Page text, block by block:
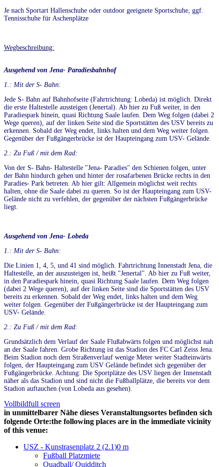
Je nach Sportart Hallenschuhe oder outdoor geeignete Sportschuhe, ggf.
Tennisschuhe für Aschenplätze
Wegbeschreibung:
Ausgehend von Jena- Paradiesbahnhof
1.: Mit der S- Bahn:
Jede S- Bahn auf Bahnhofseite (Fahrtrichtung: Lobeda) ist möglich. Direkt
die erste Haltestelle aussteigen (Jenertal). Ab hier zu Fuß weiter, in den
Paradiespark hinein, quasi Richtung Saale laufen. Dem Weg folgen (dabei 2
Wege queren), auf der linken Seite sind die Sportstätten des USV bereits zu
erkennen. Sobald der Weg endet, links halten und dem Weg weiter folgen.
Gegenüber der Fußgängerbrücke ist der Haupteingang zum USV- Gelände.
2.: Zu Fuß / mit dem Rad:
Von der S- Bahn- Haltestelle "Jena- Paradies" den Schienen folgen, unter
der Bahn hindurch gehen und hinter der rosafarbenen Brücke rechts in den
Paradies- Park betreten. Ab hier gilt: Allgemein möglichst weit rechts
halten, ohne die Saale dabei zu queren. So ist der Haupteingang zum USV-
Gelände nicht zu verfehlen, der gegenüber der nächsten Fußgängerbrücke
liegt.
Ausgehend von Jena- Lobeda
1.: Mit der S- Bahn:
Die Linien 1, 4, 5, und 41 sind möglich. Fahrtrichtung Innenstadt Jena, die
Haltestelle, an der auszusteigen ist, heißt "Jenertal". Ab hier zu Fuß weiter,
in den Paradiespark hinein, quasi Richtung Saale laufen. Dem Weg folgen
(dabei 2 Wege queren), auf der linken Seite sind die Sportstätten des USV
bereits zu erkennen. Sobald der Weg endet, links halten und dem Weg
weiter folgen. Gegenüber der Fußgängerbrücke ist der Haupteingang zum
USV- Gelände.
2.: Zu Fuß / mit dem Rad:
Grundsätzlich dem Verlauf der Saale Flußabwärts folgen und möglichst nah
an der Saale fahren. Grobe Richtung ist das Stadion des FC Carl Zeiss Jena.
Beim Stadion noch dem Straßenverlauf wenige Meter weiter Stadteinwärts
folgen, der Haupteingang zum USV Gelände befindet sich gegenüber der
Fußgängerbrücke. Achtung: Die Sportplätze des USV liegen der Innenstadt
näher als das Stadion und sind nicht die Fußballplätze, die bereits vor dem
Stadion auftauchen (von Lobeda aus gesehen).
Vollbildfull screen
in unmittelbarer Nähe dieses Veranstaltungsortes befinden sich
folgende Orte:the following places are in the immediate vicinity
of this venue:
USZ - Kunstrasenplatz 2 (2.1)0 m
Fußball Platzmiete
Quadball/ Quidditch